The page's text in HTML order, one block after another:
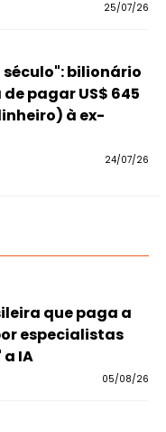
25/07/26
bilionário
pagar US$ 645
à ex-
24/07/26
que paga a
especialistas
IA
05/08/26